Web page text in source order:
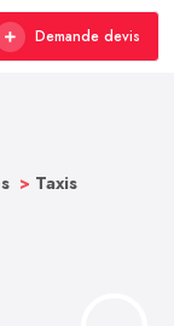
Demande devis
> Taxis